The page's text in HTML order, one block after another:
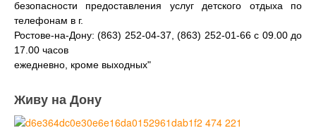
безопасности предоставления услуг детского отдыха по
телефонам в г.
Ростове-на-Дону: (863) 252-04-37, (863) 252-01-66 с 09.00 до
17.00 часов
ежедневно, кроме выходных"
Живу на Дону